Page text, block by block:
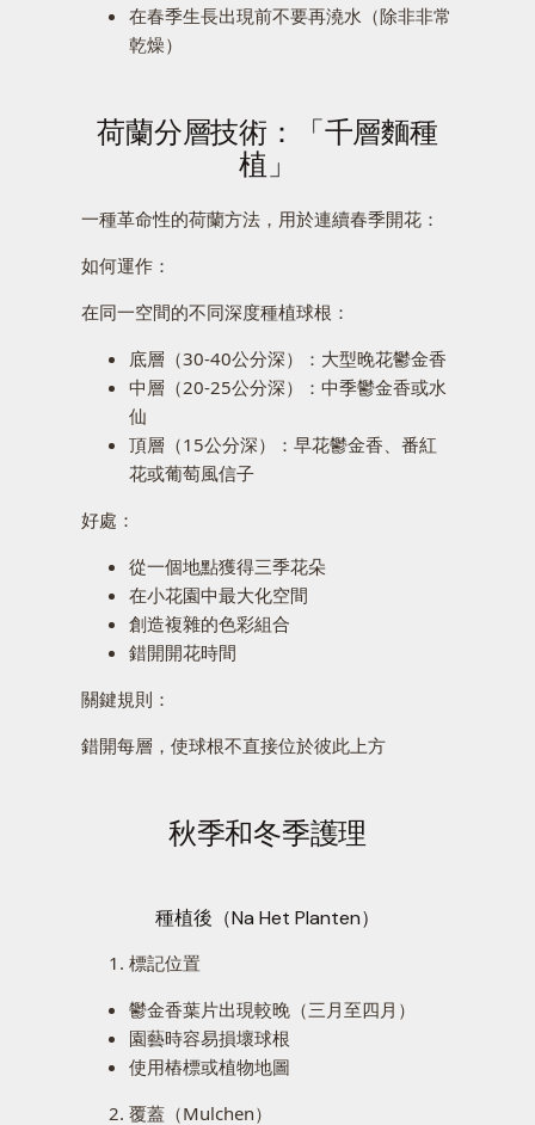
在春季生長出現前不要再澆水（除非非常
乾燥）
荷蘭分層技術：「千層麵種
植」
一種革命性的荷蘭方法，用於連續春季開花：
如何運作：
在同一空間的不同深度種植球根：
底層（30-40公分深）：大型晚花鬱金香
中層（20-25公分深）：中季鬱金香或水
仙
頂層（15公分深）：早花鬱金香、番紅
花或葡萄風信子
好處：
從一個地點獲得三季花朵
在小花園中最大化空間
創造複雜的色彩組合
錯開開花時間
關鍵規則：
錯開每層，使球根不直接位於彼此上方
秋季和冬季護理
種植後（Na Het Planten）
標記位置
鬱金香葉片出現較晚（三月至四月）
園藝時容易損壞球根
使用樁標或植物地圖
覆蓋（Mulchen）